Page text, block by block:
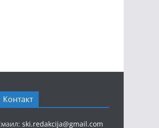
Контакт
ski.redakcija@gmail.com